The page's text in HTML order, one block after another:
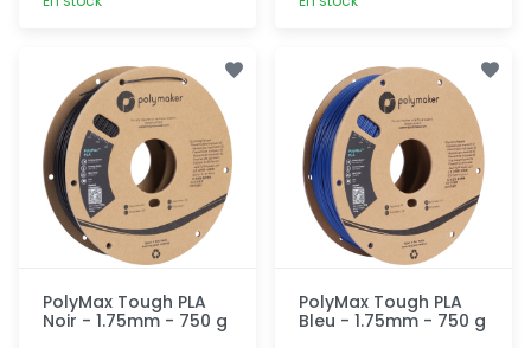
rapide
rapide
PolyMax Tough PLA
Noir - 1.75mm - 750 g
PolyMax Tough PLA
Bleu - 1.75mm - 750 g